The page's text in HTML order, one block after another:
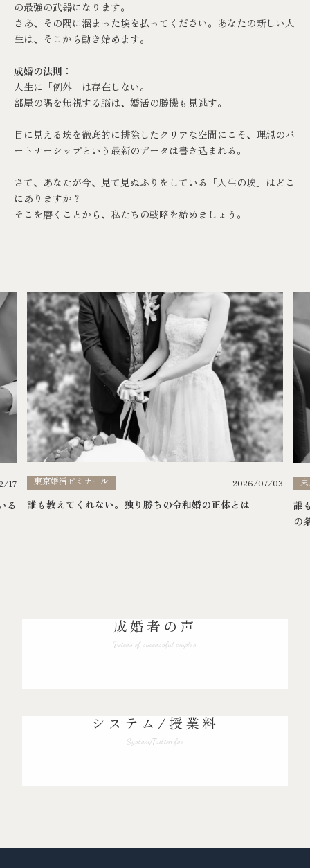
の最強の武器になります。
さあ、その隅に溜まった埃を払ってください。あなたの新しい人
生は、そこから動き始めます。
成婚の法則：
人生に「例外」は存在しない。
部屋の隅を無視する脳は、婚活の勝機も見逃す。
目に見える埃を徹底的に排除したクリアな空間にこそ、理想のパ
ートナーシップという最新のデータは書き込まれる。
さて、あなたが今、見て見ぬふりをしている「人生の埃」はどこ
にありますか？
そこを磨くことから、私たちの戦略を始めましょう。
17
る
東京婚活ゼミナール 2026/07/03
誰も教えてくれない。独り勝ちの令和婚の正体とは
誰
の
成婚者の声
Voices of successful couples
システム/授業料
System/Tuition fee